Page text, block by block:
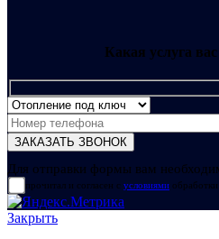
Какая услуга вас
Для отправки формы вам
прочитал и согласен с условиями
Закрыть